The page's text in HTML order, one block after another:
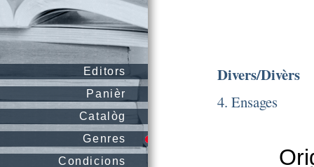
Editors
Panièr
Catalòg
Genres
Condicions
Divers/Divèrs
4. Ensages